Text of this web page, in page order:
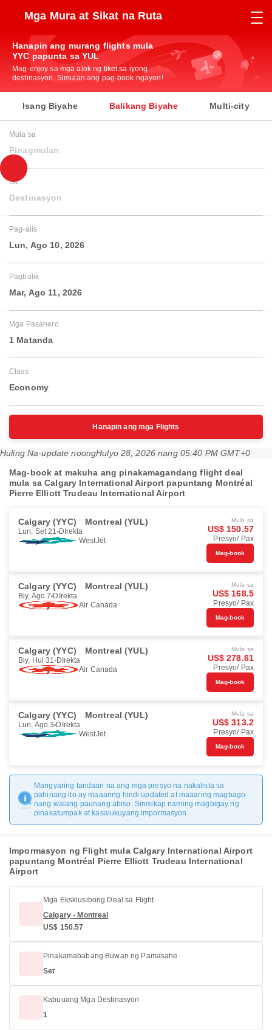
Mga Mura at Sikat na Ruta
Hanapin ang murang flights mula
YYC papunta sa YUL
Mag-enjoy sa mga alok ng tiket sa iyong
destinasyon. Simulan ang pag-book ngayon!
Isang Biyahe Balikang Biyahe Multi-city
Mula sa
Pinagmulan
Sa
Destinasyon
Pag-alis
Lun, Ago 10, 2026
Pagbalik
Mar, Ago 11, 2026
Mga Pasahero
1 Matanda
Class
Economy
Hanapin ang mga Flights
Huling Na-update noongHulyo 28, 2026 nang 05:40 PM GMT+0
Mag-book at makuha ang pinakamagandang flight deal
mula sa Calgary International Airport papuntang Montréal
Pierre Elliott Trudeau International Airport
Calgary (YYC) Montreal (YUL)
Lun, Set 21 DIrekta
WestJet
Mula sa
US$ 150.57
Presyo/ Pax
Mag-book
Calgary (YYC) Montreal (YUL)
Biy, Ago 7 DIrekta
Air Canada
Mula sa
US$ 168.5
Presyo/ Pax
Mag-book
Calgary (YYC) Montreal (YUL)
Biy, Hul 31 DIrekta
Air Canada
Mula sa
US$ 278.61
Presyo/ Pax
Mag-book
Calgary (YYC) Montreal (YUL)
Lun, Ago 3 DIrekta
WestJet
Mula sa
US$ 313.2
Presyo/ Pax
Mag-book
Mangyaring tandaan na ang mga presyo na nakalista sa
pahinang ito ay maaaring hindi updated at maaaring magbago
nang walang paunang abiso. Sinisikap naming magbigay ng
pinakatumpak at kasalukuyang impormasyon.
Impormasyon ng Flight mula Calgary International Airport
papuntang Montréal Pierre Elliott Trudeau International
Airport
Mga Eksklusibong Deal sa Flight
Calgary - Montreal
US$ 150.57
Pinakamababang Buwan ng Pamasahe
Set
Kabuuang Mga Destinasyon
1